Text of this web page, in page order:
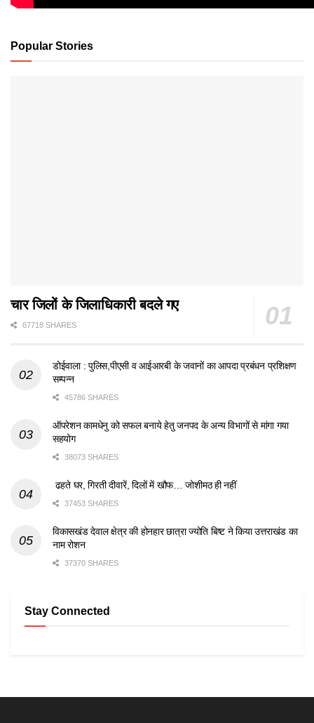
Popular Stories
चार जिलों के जिलाधिकारी बदले गए
67718 SHARES
डोईवाला : पुलिस,पीएसी व आईआरबी के जवानों का आपदा प्रबंधन प्रशिक्षण
सम्पन्न
45786 SHARES
ऑपरेशन कामधेनु को सफल बनाये हेतु जनपद के अन्य विभागों से मांगा गया
सहयोग
38073 SHARES
ढहते घर, गिरती दीवारें, दिलों में खौफ… जोशीमठ ही नहीं
37453 SHARES
विकासखंड देवाल क्षेत्र की होनहार छात्रा ज्योति बिष्ट ने किया उत्तराखंड का
नाम रोशन
37370 SHARES
Stay Connected